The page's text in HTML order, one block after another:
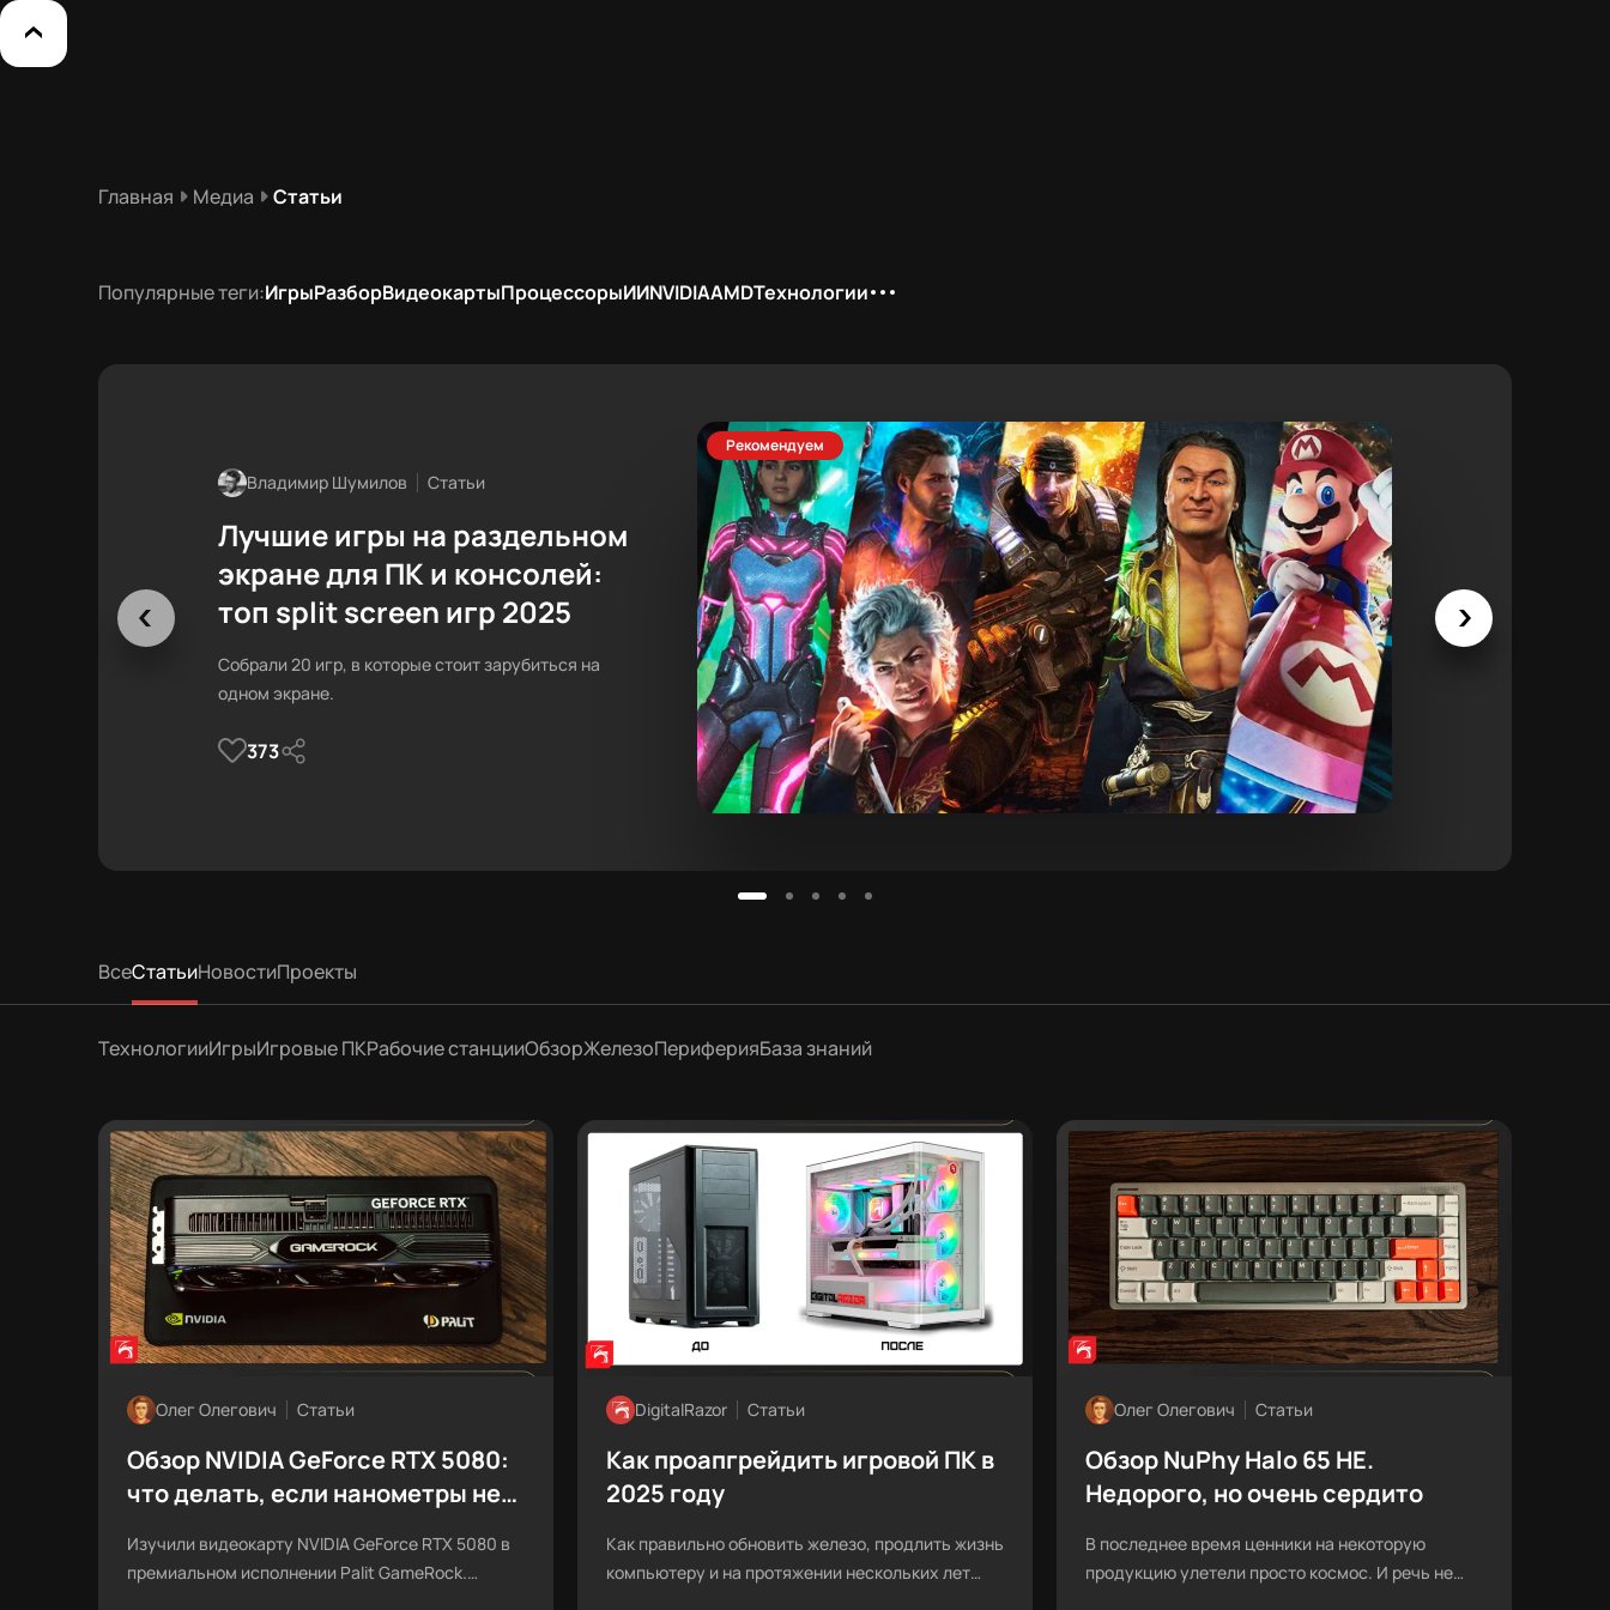
Главная Медиа Статьи
Популярные теги:ИгрыРазборВидеокартыПроцессорыИИNVIDIAAMDТехнологии
Владимир Шумилов Статьи
Лучшие игры на раздельном
экране для ПК и консолей:
топ split screen игр 2025
Собрали 20 игр, в которые стоит зарубиться на
одном экране.
373
Рекомендуем
ВсеСтатьиНовостиПроекты
ТехнологииИгрыИгровые ПКРабочие станцииОбзорЖелезоПериферияБаза знаний
Олег Олегович Статьи
Обзор NVIDIA GeForce RTX 5080:
что делать, если нанометры не
Изучили видеокарту NVIDIA GeForce RTX 5080 в
премиальном исполнении Palit GameRock.
DigitalRazor Статьи
Как проапгрейдить игровой ПК в
2025 году
Как правильно обновить железо, продлить жизнь
компьютеру и на протяжении нескольких лет
Олег Олегович Статьи
Обзор NuPhy Halo 65 HE.
Недорого, но очень сердито
В последнее время ценники на некоторую
продукцию улетели просто космос. И речь не